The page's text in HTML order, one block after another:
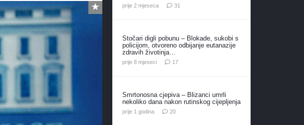
prije 2 mjeseca 31
Stočari digli pobunu – Blokade, sukobi s
policijom, otvoreno odbijanje eutanazije
zdravih životinja…
prije 8 mjeseci 17komentara
Smrtonosna cjepiva – Blizanci umrli
nekoliko dana nakon rutinskog cijepljenja
prije 1 godina 20komentara